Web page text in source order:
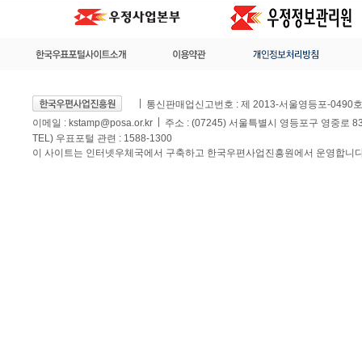
통신판매업신고번호 : 제 2013-서울영등포-0490호
이메일 : kstamp@posa.or.kr
주소 : (07245) 서울특별시 영등포구 영중로
TEL) 우표포털 관련 : 1588-1300
이 사이트는 인터넷우체국에서 구축하고 한국우편사업진흥원에서 운영합니